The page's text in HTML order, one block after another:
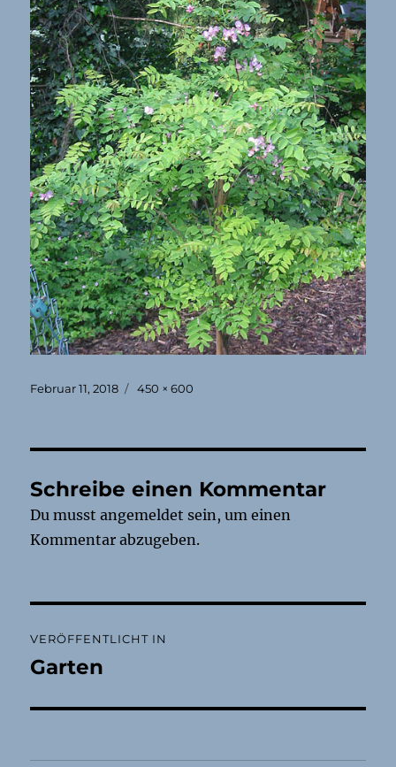
Veröffentlicht
Februar 11, 2018 Originalgröße
450 × 600
Schreibe einen Kommentar
Du musstangemeldet sein, um einen
Kommentar abzugeben.
VERÖFFENTLICHT IN
Garten